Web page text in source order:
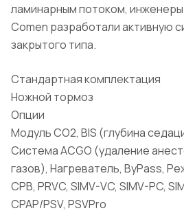
ламинарным потоком, инженеры
Comen разработалиактивную
закрытого типа.
Стандартная комплектация
Ножной тормоз
Опции
Модуль CO2, BIS (глубина
Система ACGO (удаление
газов), Нагреватель, ByPass,
CPB, PRVC, SIMV-VC, SIMV-PC,
CPAP/PSV, PSVPro